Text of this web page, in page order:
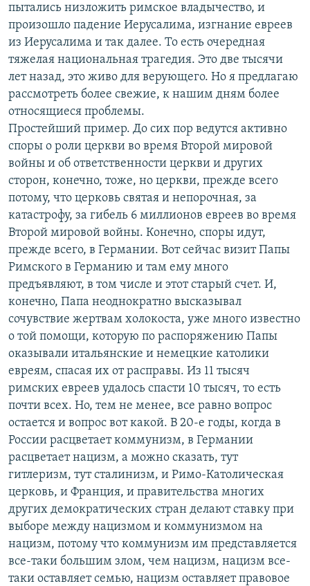
пытались низложить римское владычество, и
произошло падение Иерусалима, изгнание евреев
из Иерусалима и так далее. То есть очередная
тяжелая национальная трагедия. Это две тысячи
лет назад, это живо для верующего. Но я предлагаю
рассмотреть более свежие, к нашим дням более
относящиеся проблемы.
Простейший пример. До сих пор ведутся активно
споры о роли церкви во время Второй мировой
войны и об ответственности церкви и других
сторон, конечно, тоже, но церкви, прежде всего
потому, что церковь святая и непорочная, за
катастрофу, за гибель 6 миллионов евреев во время
Второй мировой войны. Конечно, споры идут,
прежде всего, в Германии. Вот сейчас визит Папы
Римского в Германию и там ему много
предъявляют, в том числе и этот старый счет. И,
конечно, Папа неоднократно высказывал
сочувствие жертвам холокоста, уже много известно
о той помощи, которую по распоряжению Папы
оказывали итальянские и немецкие католики
евреям, спасая их от расправы. Из 11 тысяч
римских евреев удалось спасти 10 тысяч, то есть
почти всех. Но, тем не менее, все равно вопрос
остается и вопрос вот какой. В 20-е годы, когда в
России расцветает коммунизм, в Германии
расцветает нацизм, а можно сказать, тут
гитлеризм, тут сталинизм, и Римо-Католическая
церковь, и Франция, и правительства многих
других демократических стран делают ставку при
выборе между нацизмом и коммунизмом на
нацизм, потому что коммунизм им представляется
все-таки большим злом, чем нацизм, нацизм все-
таки оставляет семью, нацизм оставляет правовое